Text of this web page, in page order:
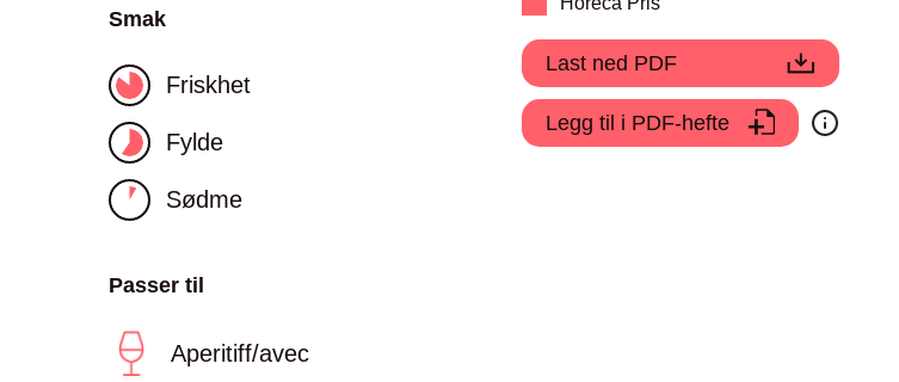
Smak
Friskhet
Fylde
Sødme
Passer til
Aperitiff/avec
Last ned PDF
Legg til i PDF-hefte